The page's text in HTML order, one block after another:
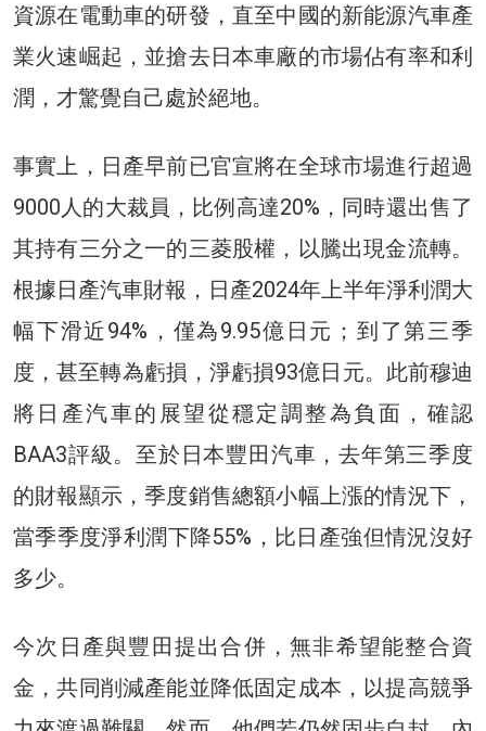
資源在電動車的研發，直至中國的新能源汽車產
業火速崛起，並搶去日本車廠的市場佔有率和利
潤，才驚覺自己處於絕地。
事實上，日產早前已官宣將在全球市場進行超過
9000人的大裁員，比例高達20%，同時還出售了
其持有三分之一的三菱股權，以騰出現金流轉。
根據日產汽車財報，日產2024年上半年淨利潤大
幅下滑近94%，僅為9.95億日元；到了第三季
度，甚至轉為虧損，淨虧損93億日元。此前穆迪
將日產汽車的展望從穩定調整為負面，確認
BAA3評級。至於日本豐田汽車，去年第三季度
的財報顯示，季度銷售總額小幅上漲的情況下，
當季季度淨利潤下降55%，比日產強但情況沒好
多少。
今次日產與豐田提出合併，無非希望能整合資
金，共同削減產能並降低固定成本，以提高競爭